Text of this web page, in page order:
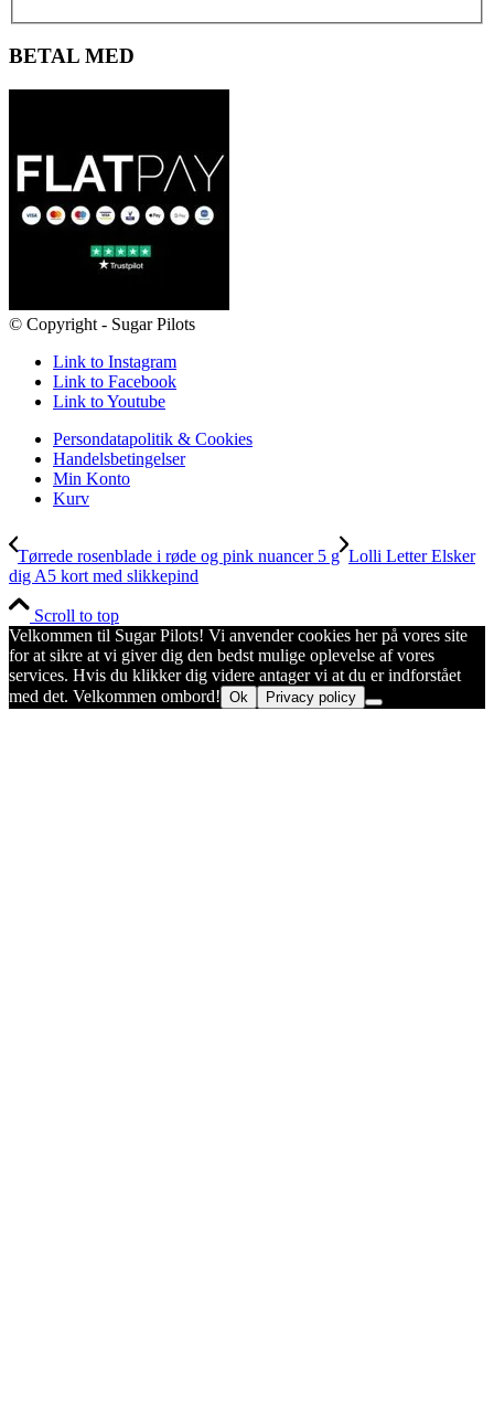
BETAL MED
© Copyright - Sugar Pilots
Link to Instagram
Link to Facebook
Link to Youtube
Persondatapolitik & Cookies
Handelsbetingelser
Min Konto
Kurv
Tørrede rosenblade i røde og pink nuancer 5 g Lolli Letter Elsker
dig A5 kort med slikkepind
Scroll to top
Velkommen til Sugar Pilots! Vi anvender cookies her på vores site
for at sikre at vi giver dig den bedst mulige oplevelse af vores
services. Hvis du klikker dig videre antager vi at du er indforstået
med det. Velkommen ombord! Ok Privacy policy